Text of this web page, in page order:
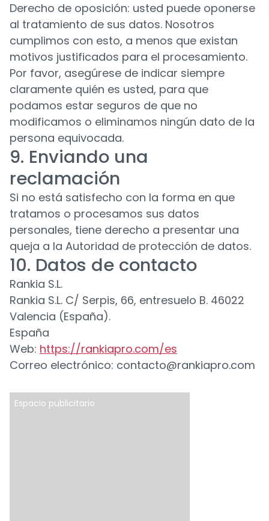
Derecho de oposición: usted puede oponerse
al tratamiento de sus datos. Nosotros
cumplimos con esto, a menos que existan
motivos justificados para el procesamiento.
Por favor, asegúrese de indicar siempre
claramente quién es usted, para que
podamos estar seguros de que no
modificamos o eliminamos ningún dato de la
persona equivocada.
9. Enviando una
reclamación
Si no está satisfecho con la forma en que
tratamos o procesamos sus datos
personales, tiene derecho a presentar una
queja a la Autoridad de protección de datos.
10. Datos de contacto
Rankia S.L.
Rankia S.L. C/ Serpis, 66, entresuelo B. 46022
Valencia (España).
España
Web: https://rankiapro.com/es
Correo electrónico: contacto@rankiapro.com
Espacio publicitario